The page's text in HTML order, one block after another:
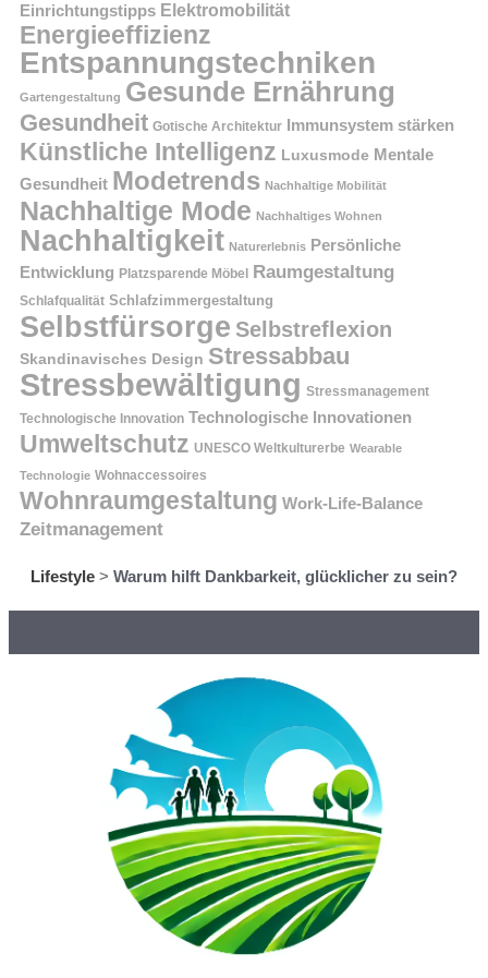
Einrichtungstipps Elektromobilität
Energieeffizienz
Entspannungstechniken
Gartengestaltung Gesunde Ernährung
Gesundheit Gotische Architektur Immunsystem stärken
Künstliche Intelligenz Luxusmode Mentale
Gesundheit Modetrends Nachhaltige Mobilität
Nachhaltige Mode Nachhaltiges Wohnen
Nachhaltigkeit Naturerlebnis Persönliche
Entwicklung Platzsparende Möbel Raumgestaltung
Schlafqualität Schlafzimmergestaltung
Selbstfürsorge Selbstreflexion
Skandinavisches Design Stressabbau
Stressbewältigung Stressmanagement
Technologische Innovation Technologische Innovationen
Umweltschutz UNESCO Weltkulturerbe Wearable
Technologie Wohnaccessoires
Wohnraumgestaltung Work-Life-Balance
Zeitmanagement
Lifestyle > Warum hilft Dankbarkeit, glücklicher zu sein?